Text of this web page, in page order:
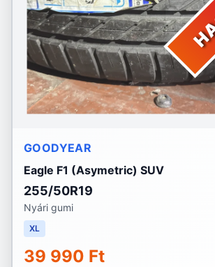
GOODYEAR
Eagle F1 (Asymetric) SUV
255/50R19
Nyári gumi
XL
39 990 Ft